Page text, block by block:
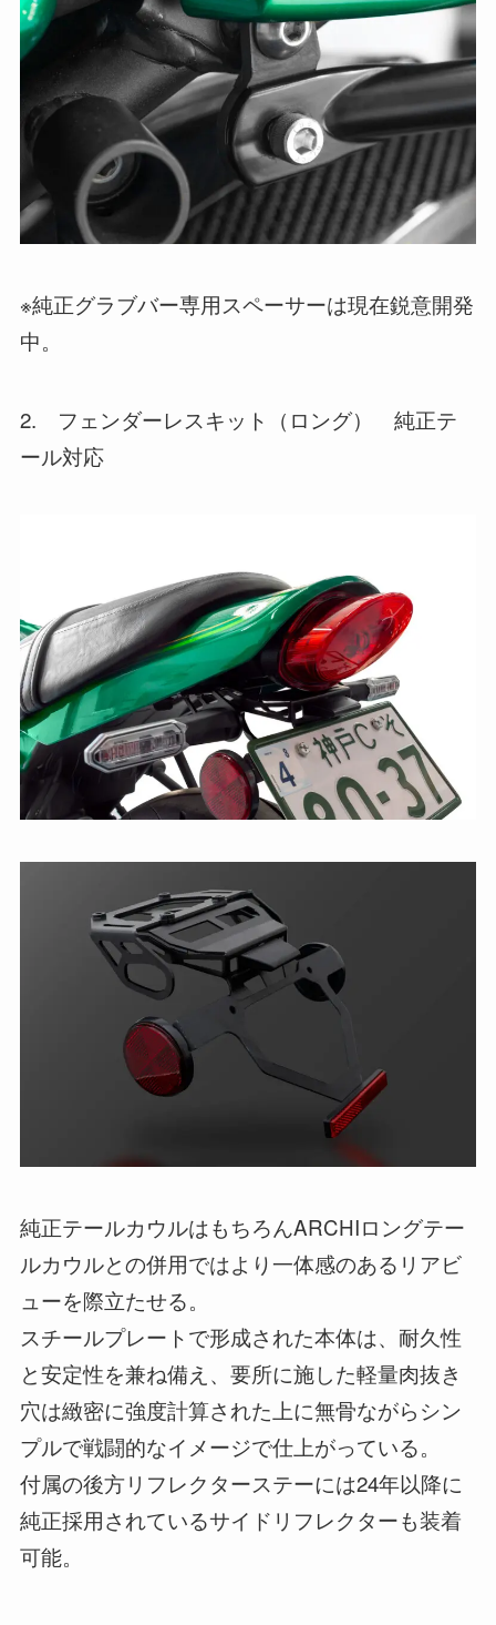
※純正グラブバー専用スペーサーは現在鋭意開発
中。
2. フェンダーレスキット（ロング） 純正テ
ール対応
純正テールカウルはもちろんARCHIロングテー
ルカウルとの併用ではより一体感のあるリアビ
ューを際立たせる。
スチールプレートで形成された本体は、耐久性
と安定性を兼ね備え、要所に施した軽量肉抜き
穴は緻密に強度計算された上に無骨ながらシン
プルで戦闘的なイメージで仕上がっている。
付属の後方リフレクターステーには24年以降に
純正採用されているサイドリフレクターも装着
可能。